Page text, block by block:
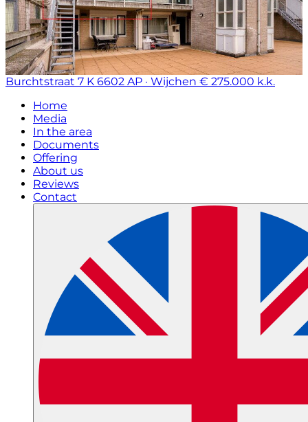
Burchtstraat 7 K 6602 AP · Wijchen € 275.000 k.k.
Home
Media
In the area
Documents
Offering
About us
Reviews
Contact